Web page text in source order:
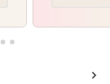
chevron_right